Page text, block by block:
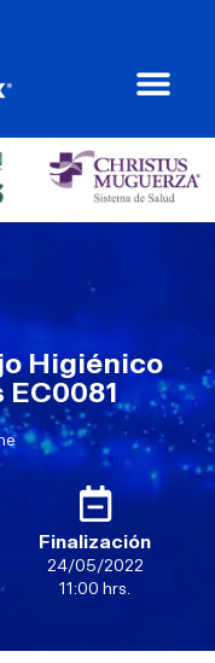
Higiénico
Finalización
24/05/2022
11:00 hrs.